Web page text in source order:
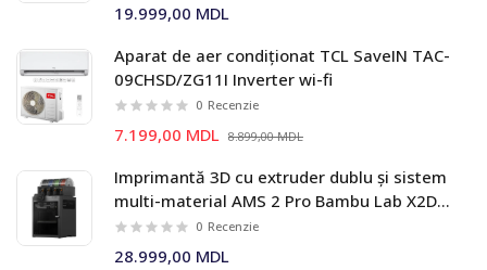
19.999,00 MDL
Aparat de aer condiționat TCL SaveIN TAC-
09CHSD/ZG11I Inverter wi-fi
0 Recenzie
7.199,00 MDL 8.899,00 MDL
Imprimantă 3D cu extruder dublu și sistem
multi-material AMS 2 Pro Bambu Lab X2D
Combo
0 Recenzie
28.999,00 MDL